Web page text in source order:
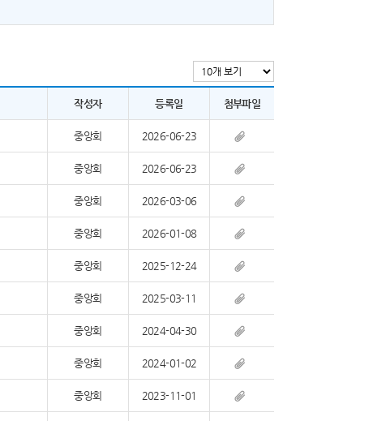
작성자 등록일 첨부파일
중앙회 2026-06-23
중앙회 2026-06-23
중앙회 2026-03-06
중앙회 2026-01-08
중앙회 2025-12-24
중앙회 2025-03-11
중앙회 2024-04-30
중앙회 2024-01-02
중앙회 2023-11-01